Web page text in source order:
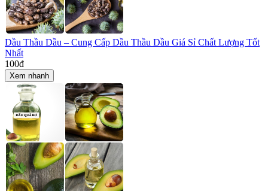
Dầu Thầu Dầu – Cung Cấp Dầu Thầu Dầu Giá Sỉ Chất Lượng Tốt
Nhất
100đ
Xem nhanh